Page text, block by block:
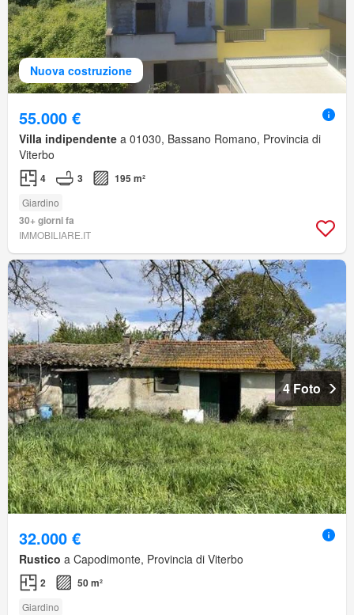
Nuova costruzione
55.000 €
Villa indipendente a 01030, Bassano Romano, Provincia di
Viterbo
4 3 195 m²
Giardino
30+ giorni fa
IMMOBILIARE.IT
4 Foto
32.000 €
Rustico a Capodimonte, Provincia di Viterbo
2 50 m²
Giardino